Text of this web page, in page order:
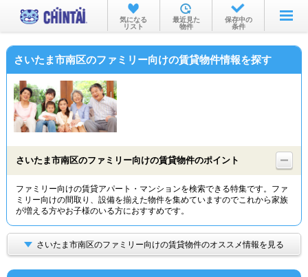
お部屋を探す
沿線・駅から
物件特集から
TOP
気になる
リスト
最近見た
物件
保存中の
条件
さいたま市南区のファミリー向けの賃貸物件情報を探す
さいたま市南区のファミリー向けの賃貸物件のポイント
ファミリー向けの賃貸アパート・マンションを検索できる特集です。ファ
ミリー向けの間取り、設備を揃えた物件を集めていますのでこれから家族
が増える方やお子様のいる方におすすめです。
さいたま市南区のファミリー向けの賃貸物件のオススメ情報を見る